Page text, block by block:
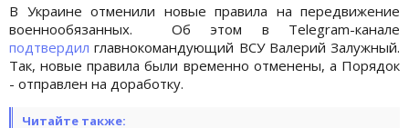
В Украине отменили новые правила на передвижение
военнообязанных. Об этом в Telegram-канале
подтвердилглавнокомандующий ВСУ Валерий Залужный.
Так, новые правила были временно отменены, а Порядок
- отправлен на доработку.
Читайте также: